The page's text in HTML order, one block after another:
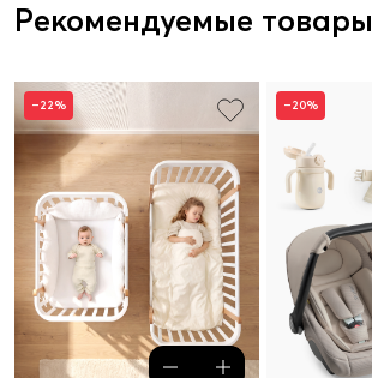
Рекомендуемые товары
–22% –20%